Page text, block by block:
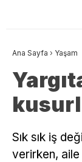
Ana Sayfa › Yaşam
Sık sık iş
verirken,